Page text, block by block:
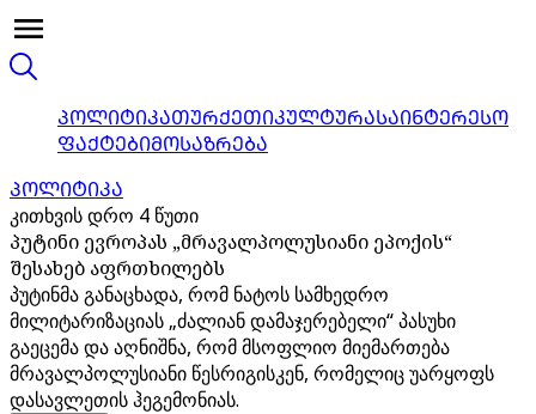
ᲞᲝᲚᲘᲢᲘᲙᲐᲗᲣᲠᲥᲔᲗᲘᲙᲣᲚᲢᲣᲠᲐᲡᲐᲘᲜᲢᲔᲠᲔᲡᲝ
ᲤᲐᲥᲢᲔᲑᲘᲛᲝᲡᲐᲖᲠᲔᲑᲐ
ᲞᲝᲚᲘᲢᲘᲙᲐ
კითხვის დრო 4 წუთი
პუტინი ევროპას „მრავალპოლუსიანი ეპოქის“
შესახებ აფრთხილებს
პუტინმა განაცხადა, რომ ნატოს სამხედრო
მილიტარიზაციას „ძალიან დამაჯერებელი“ პასუხი
გაეცემა და აღნიშნა, რომ მსოფლიო მიემართება
მრავალპოლუსიანი წესრიგისკენ, რომელიც უარყოფს
დასავლეთის ჰეგემონიას.